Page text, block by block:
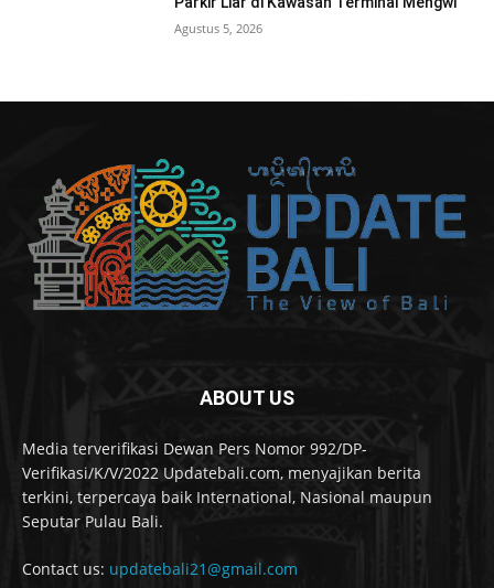
Agustus 5, 2026
ABOUT US
Media terverifikasi Dewan Pers Nomor 992/DP-
Verifikasi/K/V/2022 Updatebali.com, menyajikan berita
terkini, terpercaya baik International, Nasional maupun
Seputar Pulau Bali.
Contact us: updatebali21@gmail.com